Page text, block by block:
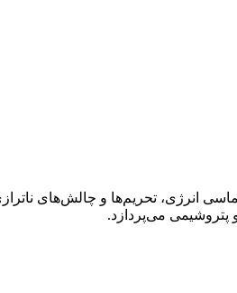
انرژی، تحریم‌ها و چالش‌های
می‌پردازد.